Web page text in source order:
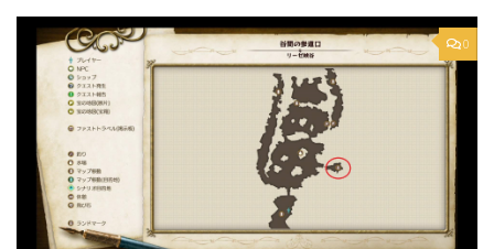
0